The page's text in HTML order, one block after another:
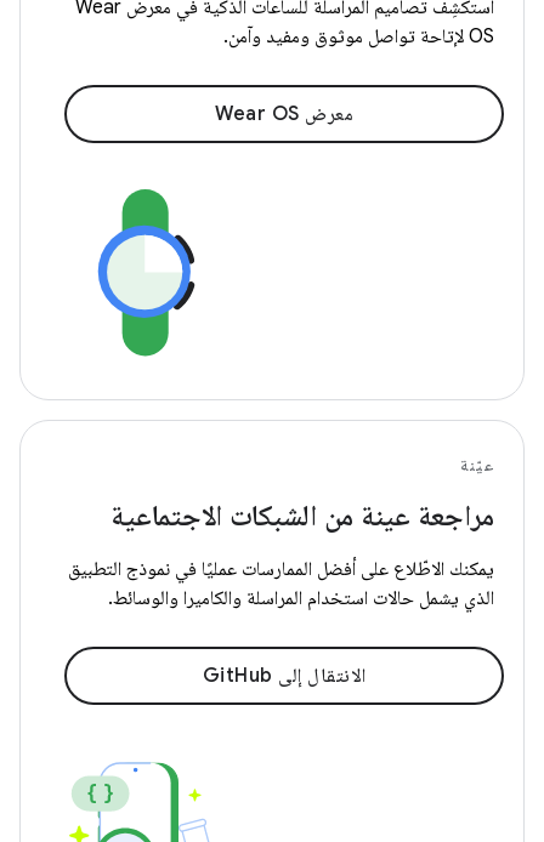
استكشِف تصاميم المراسلة للساعات الذكية في معرض Wear
OS لإتاحة تواصل موثوق ومفيد وآمن.
معرض Wear OS
عيّنة
مراجعة عينة من الشبكات الاجتماعية
يمكنك الاطّلاع على أفضل الممارسات عمليًا في نموذج التطبيق
الذي يشمل حالات استخدام المراسلة والكاميرا والوسائط.
الانتقال إلى GitHub